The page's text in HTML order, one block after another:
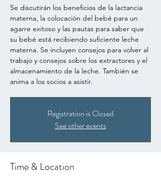
Se discutirán los beneficios de la lactancia
materna, la colocación del bebé para un
agarre exitoso y las pautas para saber que
su bebé está recibiendo suficiente leche
materna. Se incluyen consejos para volver al
trabajo y consejos sobre los extractores y el
almacenamiento de la leche. También se
anima a los socios a asistir.
Registration is Closed
See other events
Time & Location